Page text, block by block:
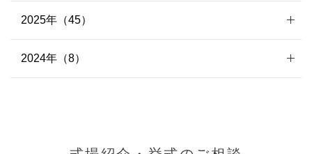
2025年（45）
2024年（8）